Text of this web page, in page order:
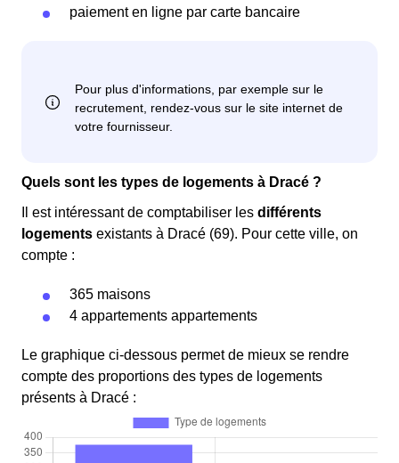
paiement en ligne par carte bancaire
Quels sont les types de logements à Dracé ?
Il est intéressant de comptabiliser les différents
logements existants à Dracé (69). Pour cette ville, on
compte :
365 maisons
4 appartements appartements
Le graphique ci-dessous permet de mieux se rendre
compte des proportions des types de logements
présents à Dracé :